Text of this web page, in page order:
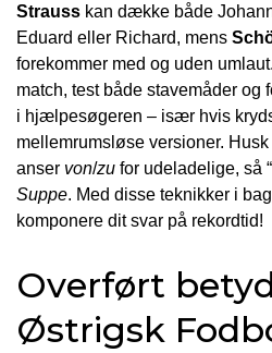
Strauss kan dække både
Eduard eller Richard, mens
forekommer med og uden
match, test både stavemåder og
i hjælpesøgeren – især hvis
mellemrumsløse versioner.
anser von/zu for udeladelige, så
Suppe. Med disse teknikker i
komponere dit svar på rekordtid!
Overført
Østrigsk